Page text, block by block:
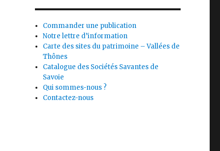
Commander une publication
Notre lettre d’information
Carte des sites du patrimoine – Vallées de
Thônes
Catalogue des Sociétés Savantes de
Savoie
Qui sommes-nous ?
Contactez-nous